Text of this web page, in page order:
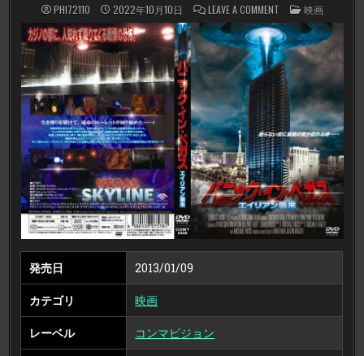
PHI72110 2022年10月10日 LEAVE A COMMENTON
ニ
ッ
ク・
イ
ン・
ベ
ガ
ス
エ
イ
リ
ア
ン
襲
来
POSTED
IN
映画
発売日 2013/01/09
カテゴリ 映画
レーベル コンマビジョン